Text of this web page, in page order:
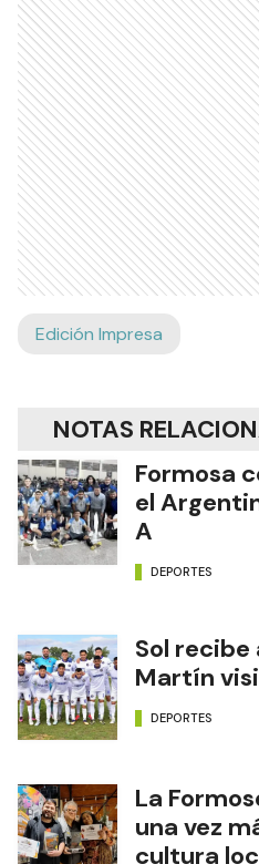
Edición Impresa
NOTAS
Formosa
el
A
DEPORTES
Sol recibe
Martín
DEPORTES
La
una vez
cultura